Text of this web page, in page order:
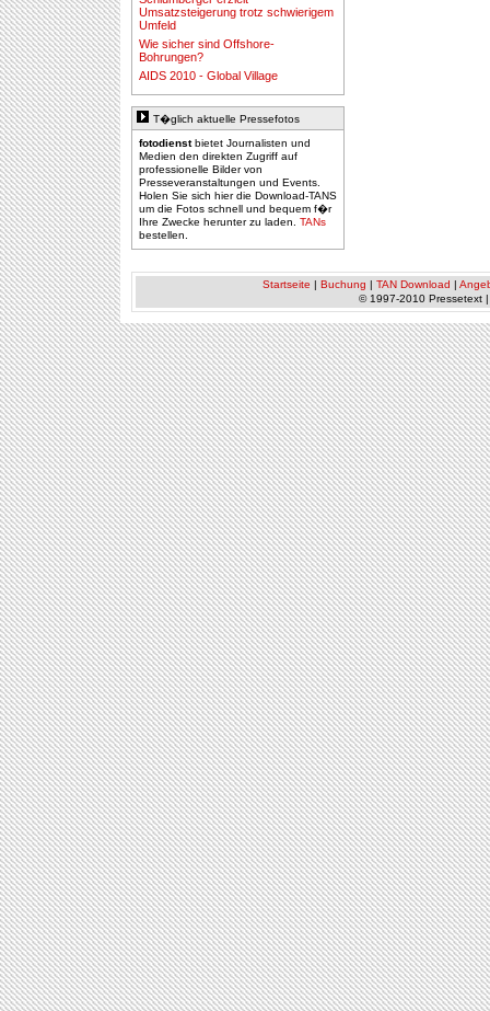
Umsatzsteigerung trotz schwierigem
Umfeld
Wie sicher sind Offshore-
Bohrungen?
AIDS 2010 - Global Village
T�glich aktuelle Pressefotos
fotodienstbietet Journalisten und
Medien den direkten Zugriff auf
professionelle Bilder von
Presseveranstaltungen und Events.
Holen Sie sich hier die Download-TANS
um die Fotos schnell und bequem f�r
Ihre Zwecke herunter zu laden. TANs
bestellen.
Startseite | Buchung | TAN Download |
© 1997-2010 Pressetext